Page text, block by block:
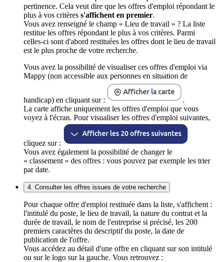
pertinence. Cela veut dire que les offres d'emploi répondant le
plus à vos critères s'affichent en premier.
Vous avez renseigné le champ « Lieu de travail » ? La liste
restitue les offres répondant le plus à vos critères. Parmi
celles-ci sont d'abord restituées les offres dont le lieu de travail
est le plus proche de votre recherche.
Vous avez la possibilité de visualiser ces offres d'emploi via
Mappy (non accessible aux personnes en situation de
handicap) en cliquant sur :
.
La carte affiche uniquement les offres d'emploi que vous
voyez à l'écran. Pour visualiser les offres d'emploi suivantes,
cliquez sur :
Vous avez également la possibilité de changer le
« classement » des offres : vous pouvez par exemple les trier
par date.
4. Consulter les offres issues de votre recherche
Pour chaque offre d'emploi restituée dans la liste, s'affichent :
l'intitulé du poste, le lieu de travail, la nature du contrat et la
durée de travail, le nom de l'entreprise si précisé, les 200
premiers caractères du descriptif du poste, la date de
publication de l'offre.
Vous accédez au détail d'une offre en cliquant sur son intitulé
ou sur le logo sur la gauche. Vous retrouvez :